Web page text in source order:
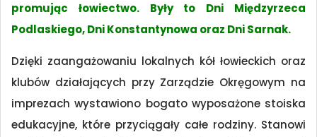
promując łowiectwo. Były to Dni Międzyrzeca
Podlaskiego, Dni Konstantynowa oraz Dni Sarnak.
Dzięki zaangażowaniu lokalnych kół łowieckich oraz
klubów działających przy Zarządzie Okręgowym na
imprezach wystawiono bogato wyposażone stoiska
edukacyjne, które przyciągały całe rodziny. Stanowi